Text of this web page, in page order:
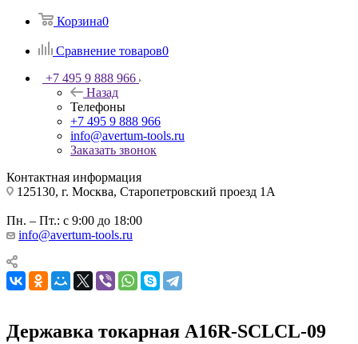
Корзина0
Сравнение товаров0
+7 495 9 888 966
Назад
Телефоны
+7 495 9 888 966
info@avertum-tools.ru
Заказать звонок
Контактная информация
125130, г. Москва, Старопетровский проезд 1А
Пн. – Пт.: с 9:00 до 18:00
info@avertum-tools.ru
Державка токарная A16R-SCLCL-09